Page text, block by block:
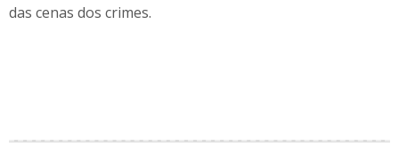
das cenas dos crimes.